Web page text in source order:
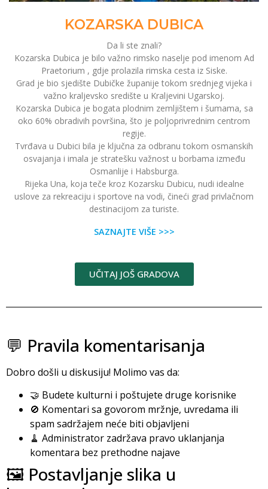
KOZARSKA DUBICA
Da li ste znali?
Kozarska Dubica je bilo važno rimsko naselje pod imenom Ad
Praetorium , gdje prolazila rimska cesta iz Siske.
Grad je bio sjedište Dubičke županije tokom srednjeg vijeka i
važno kraljevsko središte u Kraljevini Ugarskoj.
Kozarska Dubica je bogata plodnim zemljištem i šumama, sa
oko 60% obradivih površina, što je poljoprivrednim centrom
regije.
Tvrđava u Dubici bila je ključna za odbranu tokom osmanskih
osvajanja i imala je stratešku važnost u borbama između
Osmanlije i Habsburga.
Rijeka Una, koja teče kroz Kozarsku Dubicu, nudi idealne
uslove za rekreaciju i sportove na vodi, čineći grad privlačnom
destinacijom za turiste.
SAZNAJTE VIŠE >>>
UČITAJ JOŠ GRADOVA
💬 Pravila komentarisanja
Dobro došli u diskusiju! Molimo vas da:
🤝 Budete kulturni i poštujete druge korisnike
🚫 Komentari sa govorom mržnje, uvredama ili
spam sadržajem neće biti objavljeni
🧹 Administrator zadržava pravo uklanjanja
komentara bez prethodne najave
🖼️ Postavljanje slika u